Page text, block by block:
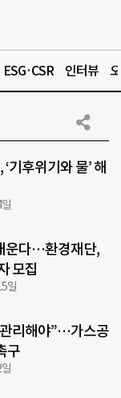
ESG·CSR 인터뷰
기후위기와 물’ 해
운다…환경재단,
모집
일
리해야”…가스공
구